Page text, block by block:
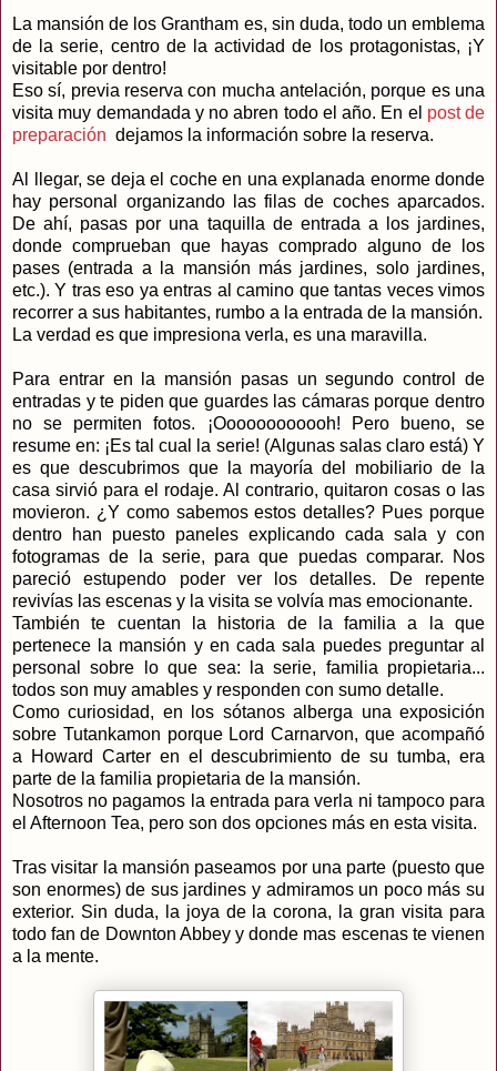
La mansión de los Grantham es, sin duda, todo un emblema
de la serie, centro de la actividad de los protagonistas, ¡Y
visitable por dentro!
Eso sí, previa reserva con mucha antelación, porque es una
visita muy demandada y no abren todo el año. En el post de
preparación dejamos la información sobre la reserva.
Al llegar, se deja el coche en una explanada enorme donde
hay personal organizando las filas de coches aparcados.
De ahí, pasas por una taquilla de entrada a los jardines,
donde comprueban que hayas comprado alguno de los
pases (entrada a la mansión más jardines, solo jardines,
etc.). Y tras eso ya entras al camino que tantas veces vimos
recorrer a sus habitantes, rumbo a la entrada de la mansión.
La verdad es que impresiona verla, es una maravilla.
Para entrar en la mansión pasas un segundo control de
entradas y te piden que guardes las cámaras porque dentro
no se permiten fotos. ¡Oooooooooooh! Pero bueno, se
resume en: ¡Es tal cual la serie! (Algunas salas claro está) Y
es que descubrimos que la mayoría del mobiliario de la
casa sirvió para el rodaje. Al contrario, quitaron cosas o las
movieron. ¿Y como sabemos estos detalles? Pues porque
dentro han puesto paneles explicando cada sala y con
fotogramas de la serie, para que puedas comparar. Nos
pareció estupendo poder ver los detalles. De repente
revivías las escenas y la visita se volvía mas emocionante.
También te cuentan la historia de la familia a la que
pertenece la mansión y en cada sala puedes preguntar al
personal sobre lo que sea: la serie, familia propietaria...
todos son muy amables y responden con sumo detalle.
Como curiosidad, en los sótanos alberga una exposición
sobre Tutankamon porque Lord Carnarvon, que acompañó
a Howard Carter en el descubrimiento de su tumba, era
parte de la familia propietaria de la mansión.
Nosotros no pagamos la entrada para verla ni tampoco para
el Afternoon Tea, pero son dos opciones más en esta visita.
Tras visitar la mansión paseamos por una parte (puesto que
son enormes) de sus jardines y admiramos un poco más su
exterior. Sin duda, la joya de la corona, la gran visita para
todo fan de Downton Abbey y donde mas escenas te vienen
a la mente.